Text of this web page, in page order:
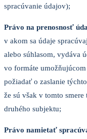
spracúvanie údajov);
Právo na prenosnosť
v akom sa údaje
alebo súhlasom, vydáva
vo formáte
požiadať o zaslanie
že sú však v tomto
druhého subjektu;
Právo namietať